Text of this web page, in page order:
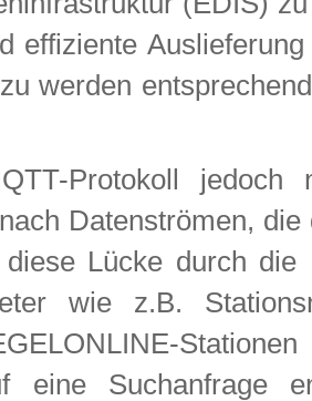
effiziente
werden
Protokoll jedoch
Datenströmen,
Lücke durch die
wie z.B.
eine Suchanfrage